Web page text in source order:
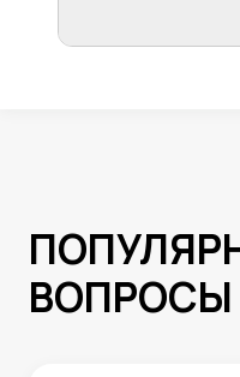
ВОПРОСЫ